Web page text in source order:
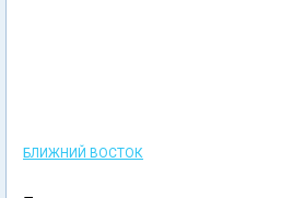
БЛИЖНИЙ ВОСТОК